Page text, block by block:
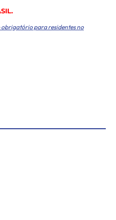
obrigatório para residentes no